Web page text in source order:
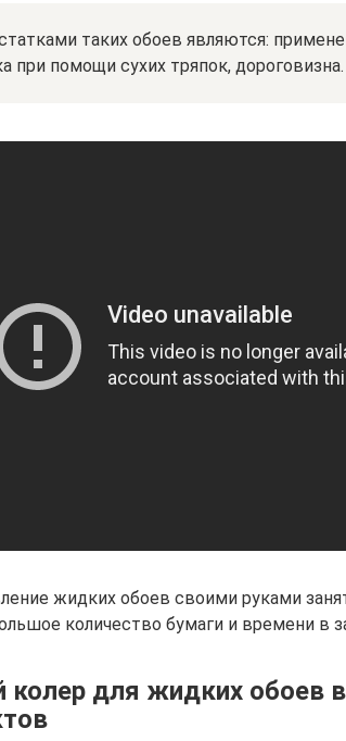
таких обоев являются:
при помощи сухих тряпок, дороговизна.
жидких обоев своими руками
количество бумаги и времени в
колер для жидких обоев